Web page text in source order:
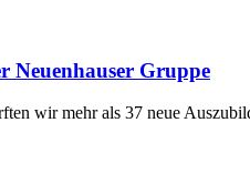
Neuenhauser Gruppe
wir mehr als 37 neue